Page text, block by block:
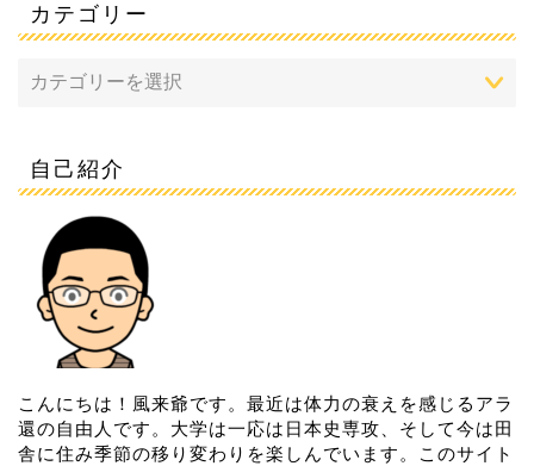
カテゴリー
自己紹介
こんにちは！風来爺です。最近は体力の衰えを感じるアラ
還の自由人です。大学は一応は日本史専攻、そして今は田
舎に住み季節の移り変わりを楽しんでいます。このサイト